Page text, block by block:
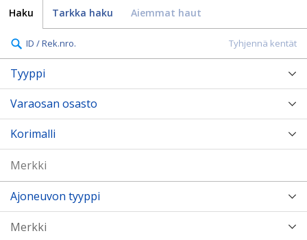
Haku Tarkka haku Aiemmat haut
Tyhjennä kentät
ID / Rek.nro.
Tyyppi
Varaosan osasto
Korimalli
Ajoneuvon tyyppi